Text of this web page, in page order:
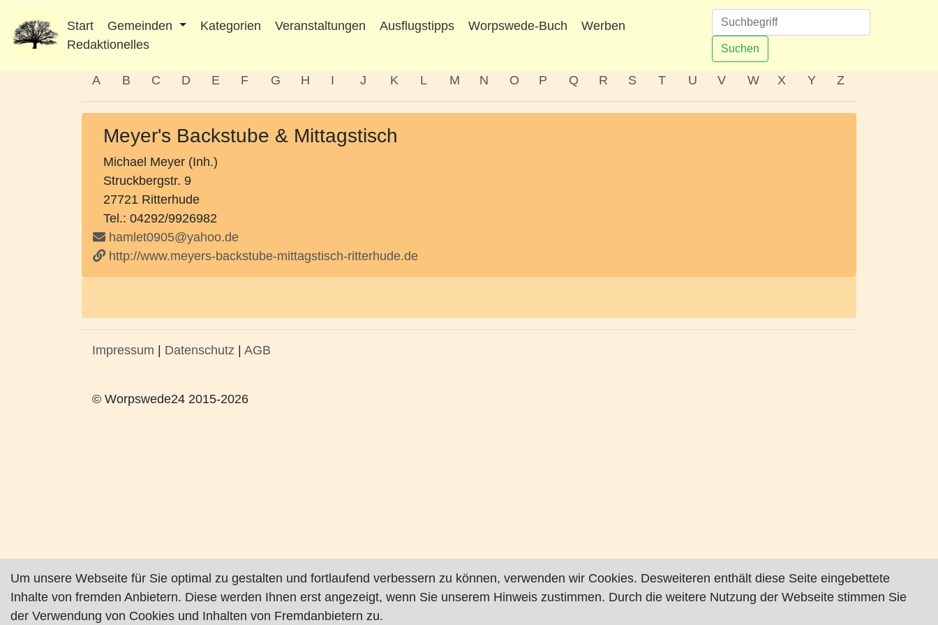
Start Gemeinden Kategorien Veranstaltungen Ausflugstipps Worpswede-Buch
Werben
Redaktionelles
Suchen
A B C D E F G H I J K L M N O P Q R S T U V W X Y Z
Meyer's Backstube & Mittagstisch
Michael Meyer (Inh.)
Struckbergstr. 9
27721 Ritterhude
Tel.: 04292/9926982
hamlet0905@yahoo.de
http://www.meyers-backstube-mittagstisch-ritterhude.de
Impressum Datenschutz AGB
© Worpswede24 2015-2026
Um unsere Webseite für Sie optimal zu gestalten und fortlaufend verbessern zu können, verwenden wir Cookies. Desweiteren enthält diese Seite eingebettete
Inhalte von fremden Anbietern. Diese werden Ihnen erst angezeigt, wenn Sie unserem Hinweis zustimmen. Durch die weitere Nutzung der Webseite stimmen Sie
der Verwendung von Cookies und Inhalten von Fremdanbietern zu.